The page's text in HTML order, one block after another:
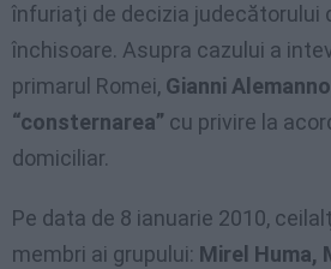
înfuriaţi de decizia judecătorului
închisoare. Asupra cazului a
primarul Romei, Gianni
“consternarea” cu privire la
domiciliar.
Pe data de 8 ianuarie 2010,
membri ai grupului: Mirel Huma,